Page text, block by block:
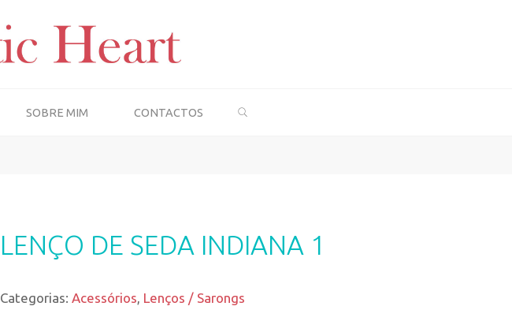
SOBRE MIM CONTACTOS
LENÇO DE SEDA INDIANA 1
Categorias: Acessórios Lenços / Sarongs